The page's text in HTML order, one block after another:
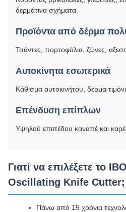
δερμάτινα σχήματα.
Προϊόντα από δέρμα
Τσάντες, πορτοφόλια, ζώνες,
Αυτοκίνητα εσωτερικά
Κάθισμα αυτοκινήτου, δέρμα
Επένδυση επίπλων
Υψηλού επιπέδου καναπέ και
Γιατί να επιλέξετε το
Oscillating Knife Cutter;
Πάνω από 15 χρόνια